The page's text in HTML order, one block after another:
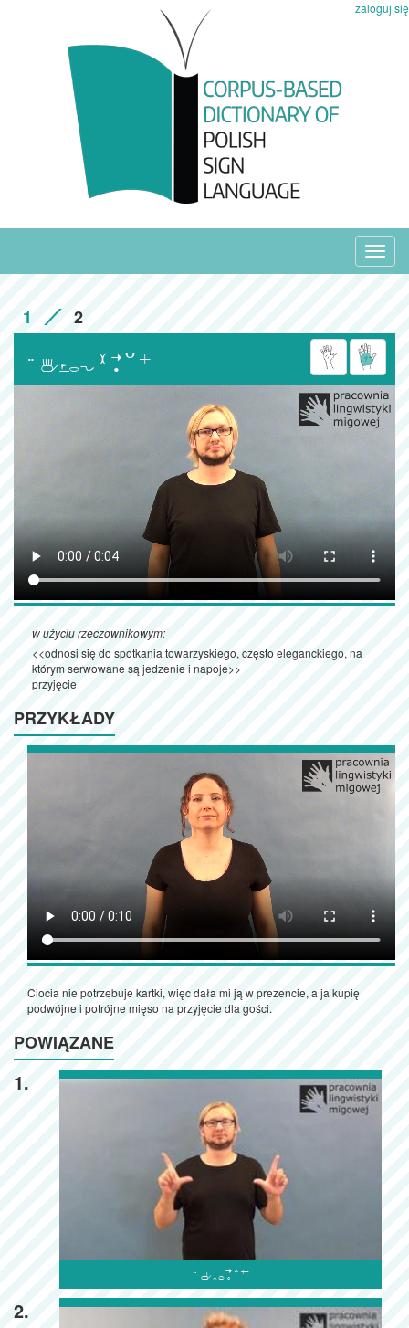
zaloguj się
1 2

w użyciu rzeczownikowym:
<<odnosi się do spotkania towarzyskiego, często eleganckiego, na
którym serwowane są jedzenie i napoje>>
przyjęcie
PRZYKŁADY
Ciocia nie potrzebuje kartki, więc dała mi ją w prezencie, a ja kupię
podwójne i potrójne mięso na przyjęcie dla gości.
POWIĄZANE
1.

2.